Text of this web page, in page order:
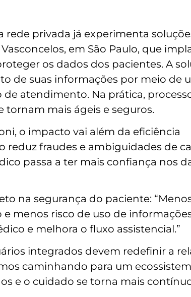
rede privada já experimenta
em São Paulo, que
os dados dos pacientes. A
de suas informações por meio de
atendimento. Na prática,
tornam mais ágeis e seguros.
o impacto vai além da eficiência
reduz fraudes e ambiguidades de
passa a ter mais confiança nos
na segurança do paciente:
menos risco de uso de
e melhora o fluxo assistencial.”
integrados devem redefinir a
caminhando para um
e o cuidado se torna mais